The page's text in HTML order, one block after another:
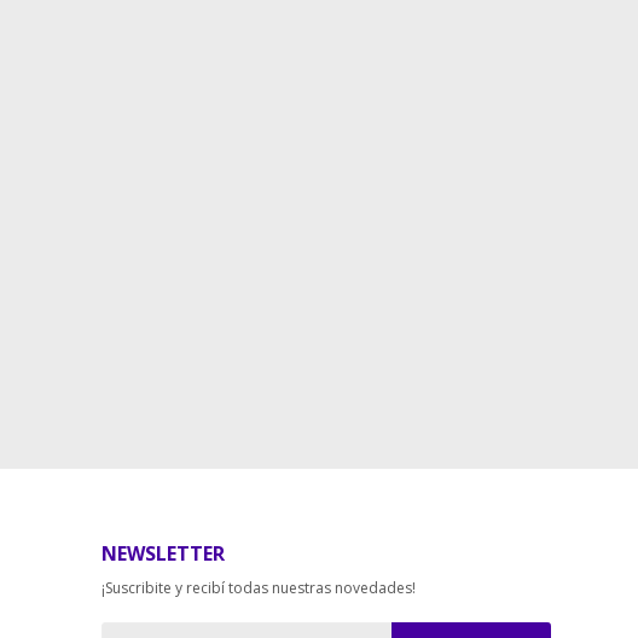
NEWSLETTER
¡Suscribite y recibí todas nuestras novedades!